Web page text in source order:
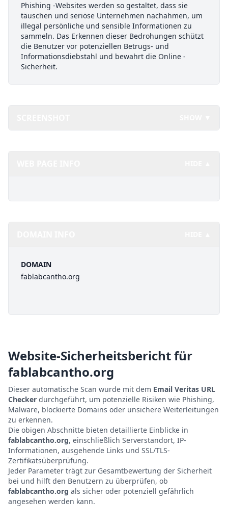
Phishing -Websites werden so gestaltet, dass sie
täuschen und seriöse Unternehmen nachahmen, um
illegal persönliche und sensible Informationen zu
sammeln. Das Erkennen dieser Bedrohungen schützt
die Benutzer vor potenziellen Betrugs- und
Informationsdiebstahl und bewahrt die Online -
Sicherheit.
DOMAIN
fablabcantho.org
Website-Sicherheitsbericht für
fablabcantho.org
Dieser automatische Scan wurde mit dem Email Veritas URL
Checker durchgeführt, um potenzielle Risiken wie Phishing,
Malware, blockierte Domains oder unsichere Weiterleitungen
zu erkennen.
Die obigen Abschnitte bieten detaillierte Einblicke in
fablabcantho.org, einschließlich Serverstandort, IP-
Informationen, ausgehende Links und SSL/TLS-
Zertifikatsüberprüfung.
Jeder Parameter trägt zur Gesamtbewertung der Sicherheit
bei und hilft den Benutzern zu überprüfen, ob
fablabcantho.org als sicher oder potenziell gefährlich
angesehen werden kann.